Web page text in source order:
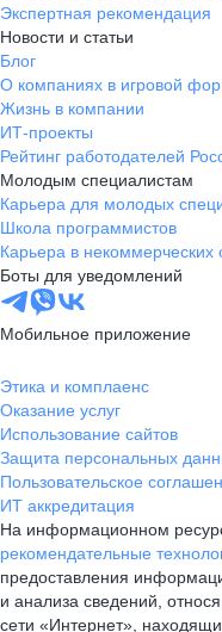
Экспертная рекомендация
Новости и статьи
Блог
О компаниях в игровой
Жизнь в компании
ИТ-проекты
Рейтинг работодателей
Молодым специалистам
Карьера для молодых
Школа программистов
Карьера в некоммерческих
Боты для уведомлений
Мобильное приложение
Этика и комплаенс
Оказание услуг
Использование сайтов
Защита персональных
Пользовательское
ИТ аккредитация
На информационном
рекомендательные
предоставления
и анализа сведений,
сети «Интернет»,